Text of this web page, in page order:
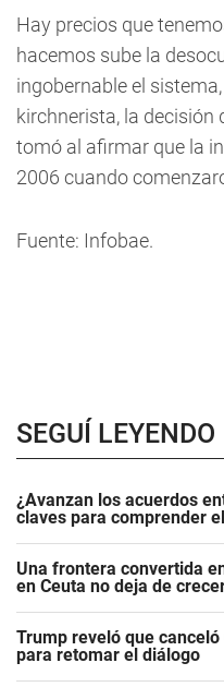
Hay precios que
hacemos sube la
ingobernable el
kirchnerista, la
tomó al afirmar que la
2006 cuando
Fuente: Infobae.
SEGUÍ LEYENDO
¿Avanzan los acuerdos
claves para comprender
Una frontera convertida
en Ceuta no deja de
Trump reveló que
para retomar el diálogo